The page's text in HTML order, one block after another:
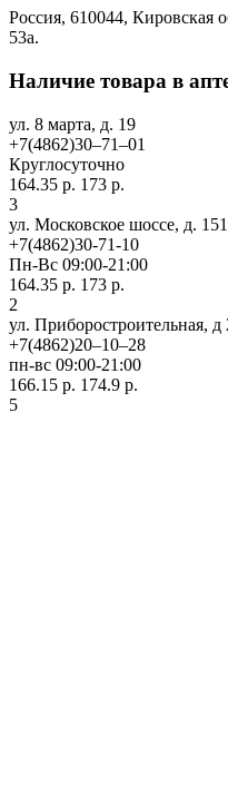
Россия, 610044, Кировская
53а.
Наличие товара в
ул. 8 марта, д. 19
+7(4862)30‒71‒01
Круглосуточно
164.35 р. 173 р.
3
ул. Московское шоссе, д. 151
+7(4862)30-71-10
Пн-Вс 09:00-21:00
164.35 р. 173 р.
2
ул. Приборостроительная, д
+7(4862)20‒10‒28
пн-вс 09:00-21:00
166.15 р. 174.9 р.
5